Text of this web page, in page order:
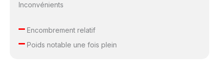
Inconvénients
–Encombrement relatif
–Poids notable une fois plein